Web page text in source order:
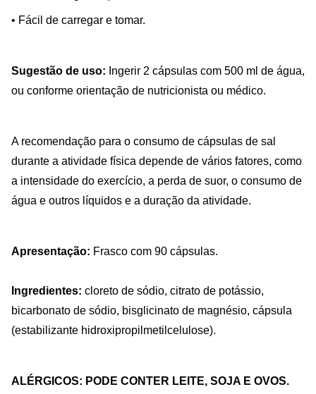
• Fácil de carregar e tomar.
Sugestão de uso: Ingerir 2 cápsulas com 500 ml de água,
ou conforme orientação de nutricionista ou médico.
A recomendação para o consumo de cápsulas de sal
durante a atividade física depende de vários fatores, como
a intensidade do exercício, a perda de suor, o consumo de
água e outros líquidos e a duração da atividade.
Apresentação: Frasco com 90 cápsulas.
Ingredientes: cloreto de sódio, citrato de potássio,
bicarbonato de sódio, bisglicinato de magnésio, cápsula
(estabilizante hidroxipropilmetilcelulose).
ALÉRGICOS: PODE CONTER LEITE, SOJA E OVOS.